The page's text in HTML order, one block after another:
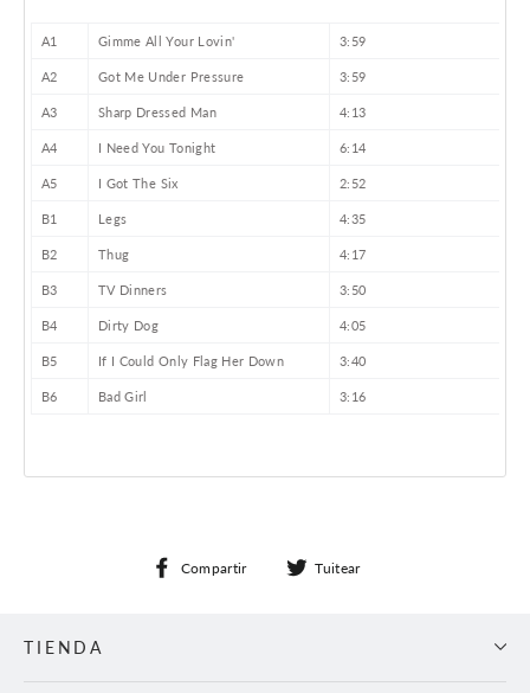
A1 Gimme All Your Lovin' 3:59
A2 Got Me Under Pressure 3:59
A3 Sharp Dressed Man 4:13
A4 I Need You Tonight 6:14
A5 I Got The Six 2:52
B1 Legs 4:35
B2 Thug 4:17
B3 TV Dinners 3:50
B4 Dirty Dog 4:05
B5 If I Could Only Flag Her Down 3:40
B6 Bad Girl 3:16
Compartir
CompartirTuitear
TIENDA